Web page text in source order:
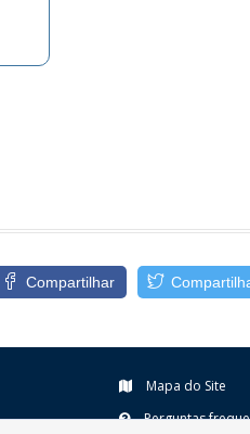
Compartilhar
Mapa do Site
Perguntas